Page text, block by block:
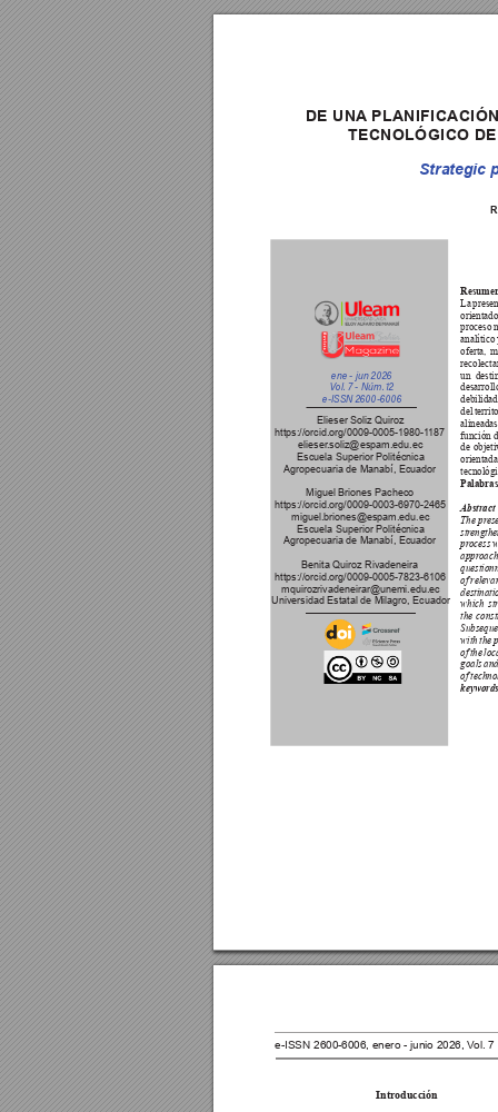
ene - jun 2026
Vol. 7 - Núm. 12
e-ISSN 2600-6006
DE UNA
TECNOLÓGICO
Strategic
La
proceso
analítico
oferta,
un
del
función
de
Abstract
The pr
str
process
appr
of r
which
the
with the
of the
goals
of
Elieser Soliz Quiroz
https://orcid.org/0009-0005-1980-1 187
elieser.soliz@espam.edu.ec
Escuela Superior Politécnica
Agropecuaria de Manabí, Ecuador
Miguel Briones Pacheco
https://orcid.org/0009-0003-6970-2465
miguel.briones@espam.edu.ec
Escuela Superior Politécnica
Agropecuaria de Manabí, Ecuador
Benita Quiroz Rivadeneira
https://orcid.org/0009-0005-7823-6106
mquirozrivadeneirar@unemi.edu.ec
Universidad Estatal de Milagro, Ecuador
e-ISSN 2600-6006, enero - junio 2026, Vol. 7
Introducción